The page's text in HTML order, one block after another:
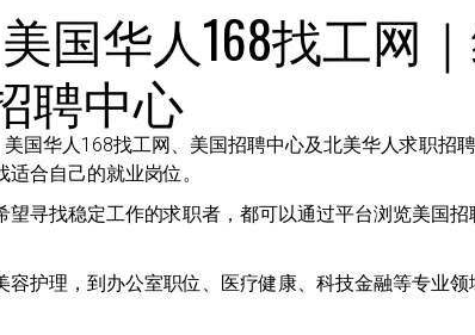
国华人168找工网
聘中心
国华人168找工网、美国招聘中心及北美华人求职招
合自己的就业岗位。
寻找稳定工作的求职者，都可以通过平台浏览美国
护理，到办公室职位、医疗健康、科技金融等专业